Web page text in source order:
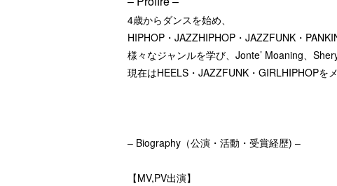
4歳からダンスを始め、
HIPHOP・JAZZHIPHOP・JAZZFUNK・
様々なジャンルを学び、Jonte’ Moaning、
現在はHEELS・JAZZFUNK・GIRLHIPHOPを
– Biography（公演・活動・受賞経歴) –
【MV,PV出演】